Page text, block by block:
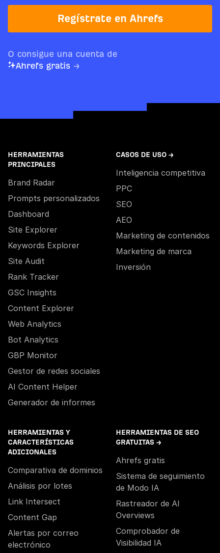
Regístrate en Ahrefs
O consigue una cuenta de
Ahrefs gratis →
HERRAMIENTAS
PRINCIPALES
Brand Radar
Prompts personalizados
Dashboard
Site Explorer
Keywords Explorer
Site Audit
Rank Tracker
GSC Insights
Content Explorer
Web Analytics
Bot Analytics
GBP Monitor
Gestor de redes sociales
AI Content Helper
Generador de informes
CASOS DE USO →
Inteligencia competitiva
PPC
SEO
AEO
Marketing de contenidos
Marketing de marca
Inversión
HERRAMIENTAS Y
CARACTERÍSTICAS
ADICIONALES
Comparativa de dominios
Análisis por lotes
Link Intersect
Content Gap
Alertas por correo
electrónico
HERRAMIENTAS DE SEO
GRATUITAS →
Ahrefs gratis
Sistema de seguimiento
de Modo IA
Rastreador de AI
Overviews
Comprobador de
Visibilidad IA